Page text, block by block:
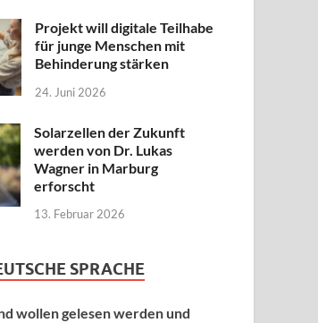
Projekt will digitale Teilhabe
für junge Menschen mit
Behinderung stärken
24. Juni 2026
Solarzellen der Zukunft
werden von Dr. Lukas
Wagner in Marburg
erforscht
13. Februar 2026
SPRACHE
wollen gelesen werden und